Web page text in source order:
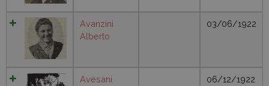
Avanzini
Alberto
03/06/1922
Avesani
06/12/1922